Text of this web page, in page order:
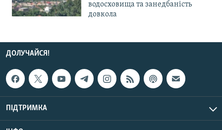
водосховища та занедбаність
довкола
ДОЛУЧАЙСЯ!
ПІДТРИМКА